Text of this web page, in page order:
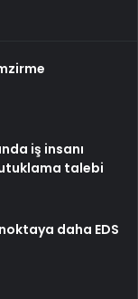
iş insanı
talebi
daha EDS